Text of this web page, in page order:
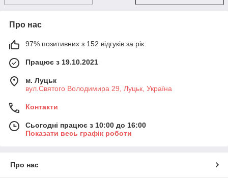
Про нас
97% позитивних з 152 відгуків за рік
Працює з 19.10.2021
м. Луцьк
вул.Святого Володимира 29, Луцьк, Україна
Контакти
Сьогодні працює з 10:00 до 16:00
Показати весь графік роботи
Про нас